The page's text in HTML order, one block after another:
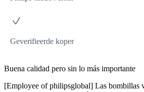
Geverifieerde koper
Buena calidad pero sin lo más importante
[Employee of philipsglobal] Las bombillas